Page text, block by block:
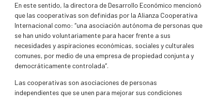
En este sentido, la directora de Desarrollo Económico mencionó
que las cooperativas son definidas por la Alianza Cooperativa
Internacional como: “una asociación autónoma de personas que
se han unido voluntariamente para hacer frente a sus
necesidades y aspiraciones económicas, sociales y culturales
comunes, por medio de una empresa de propiedad conjunta y
democráticamente controlada”.
Las cooperativas son asociaciones de personas
independientes que se unen para mejorar sus condiciones